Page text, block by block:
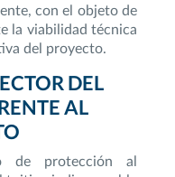
con el objeto de
la viabilidad técnica
del proyecto.
DEL
AL
de protección al